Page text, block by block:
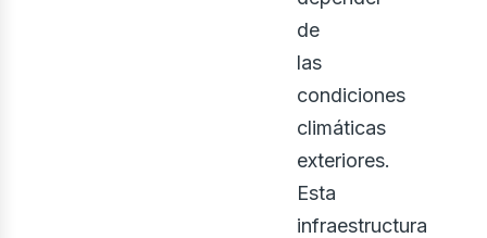
de
las
condiciones
climáticas
exteriores.
Esta
infraestructura